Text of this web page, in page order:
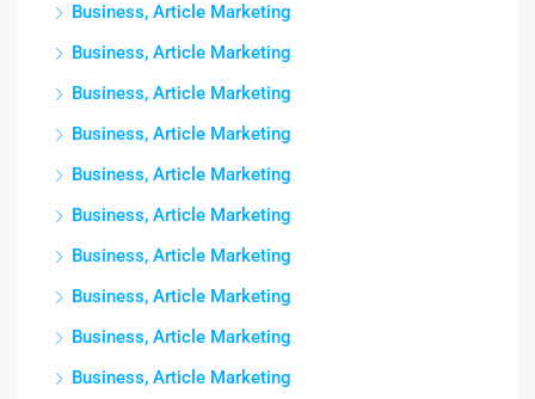
Business, Article Marketing
Business, Article Marketing
Business, Article Marketing
Business, Article Marketing
Business, Article Marketing
Business, Article Marketing
Business, Article Marketing
Business, Article Marketing
Business, Article Marketing
Business, Article Marketing